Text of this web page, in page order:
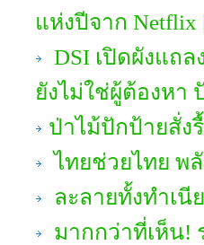
แห่งปีจาก Netflix
DSI เปิดผังแถล
ยังไม่ใช่ผู้ต้องหา
ป่าไม้ปักป้ายสั่ง
ไทยช่วยไทย พ
ละลายทั้งทำเนี
มากกว่าที่เห็น!